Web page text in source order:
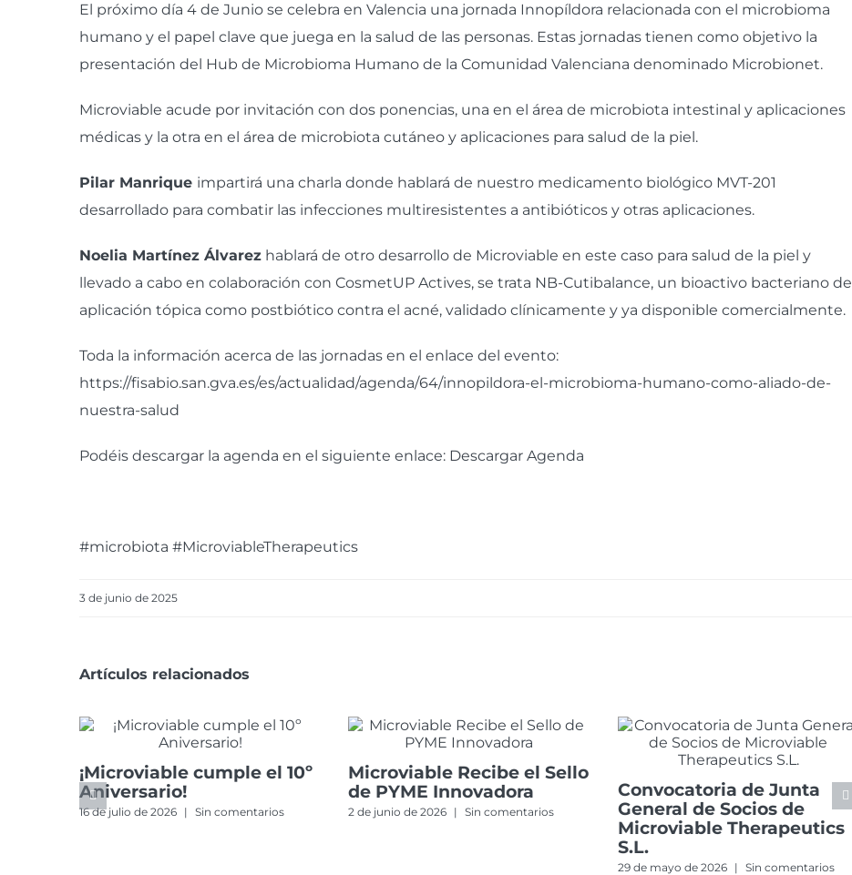
El próximo día 4 de Junio se celebra en Valencia una jornada Innopíldora relacionada con el microbioma
humano y el papel clave que juega en la salud de las personas. Estas jornadas tienen como objetivo la
presentación del Hub de Microbioma Humano de la Comunidad Valenciana denominado Microbionet.
Microviable acude por invitación con dos ponencias, una en el área de microbiota intestinal y aplicaciones
médicas y la otra en el área de microbiota cutáneo y aplicaciones para salud de la piel.
Pilar Manrique impartirá una charla donde hablará de nuestro medicamento biológico MVT-201
desarrollado para combatir las infecciones multiresistentes a antibióticos y otras aplicaciones.
Noelia Martínez Álvarez hablará de otro desarrollo de Microviable en este caso para salud de la piel y
llevado a cabo en colaboración con CosmetUP Actives, se trata NB-Cutibalance, un bioactivo bacteriano de
aplicación tópica como postbiótico contra el acné, validado clínicamente y ya disponible comercialmente.
Toda la información acerca de las jornadas en el enlace del evento:
https://fisabio.san.gva.es/es/actualidad/agenda/64/innopildora-el-microbioma-humano-como-aliado-de-
nuestra-salud
Podéis descargar la agenda en el siguiente enlace: Descargar Agenda
#microbiota #MicroviableTherapeutics
3 de junio de 2025
Artículos relacionados
¡Microviable cumple el 10º
Aniversario!
16 de julio de 2026 | Sin comentarios
Microviable Recibe el Sello
de PYME Innovadora
2 de junio de 2026 | Sin comentarios
Convocatoria de Junta
General de Socios de
Microviable Therapeutics
S.L.
29 de mayo de 2026 | Sin comentarios